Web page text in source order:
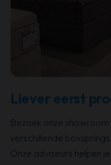
Liever eerst
Bezoek onze
verschillende
Onze adviseurs helpen